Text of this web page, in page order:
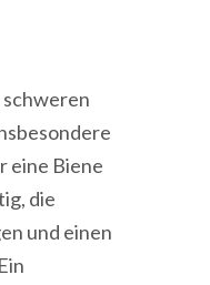
schweren
eine Biene
die
und einen